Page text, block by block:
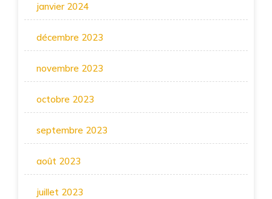
janvier 2024
décembre 2023
novembre 2023
octobre 2023
septembre 2023
août 2023
juillet 2023